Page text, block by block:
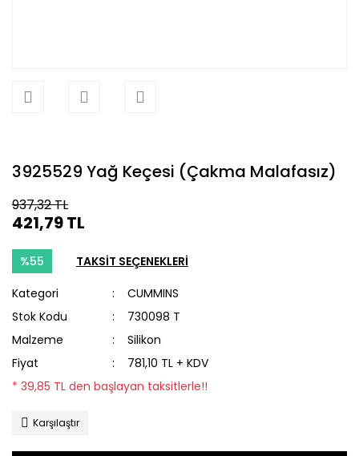
3925529 Yağ Keçesi (Çakma Malafasız)
937,32 TL
421,79 TL
%55 TAKSİT SEÇENEKLERİ
Kategori
CUMMINS
Stok Kodu
730098 T
Malzeme
Silikon
Fiyat
781,10 TL + KDV
* 39,85 TL den başlayan taksitlerle!!
Karşılaştır